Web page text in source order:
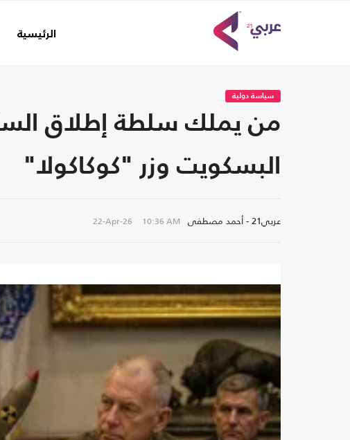
الرئيسية
سياسة دولية
من يملك سلطة إطلاق
البسكويت وزر "كوكاكولا"
عربي21 - أحمد مصطفى 22-Apr-26 10:36 AM